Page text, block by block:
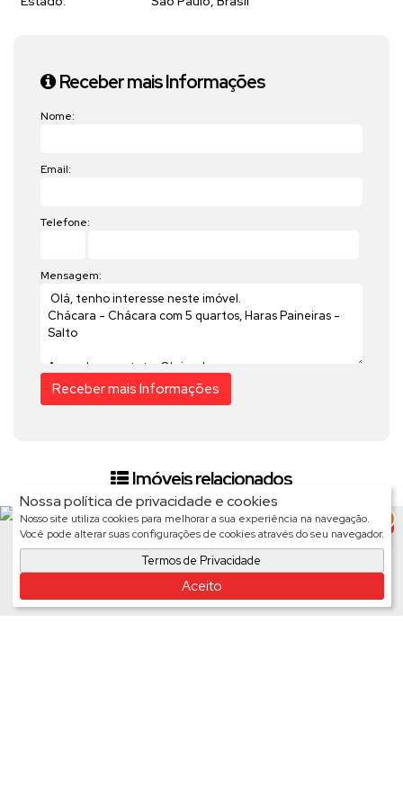
Nossa política de privacidade e cookies
Nosso site utiliza cookies para melhorar a sua experiência na navegação.
Você pode alterar suas configurações de cookies através do seu navegador.
Termos de Privacidade
Aceito
Receber mais Informações
Nome:
Email:
Telefone:
Mensagem:
Imóveis relacionados
621
Chácara